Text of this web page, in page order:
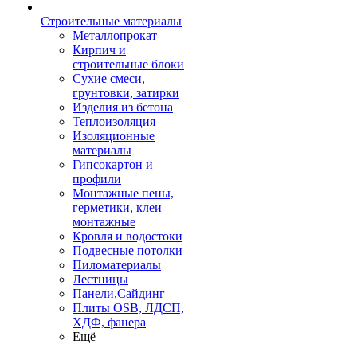
Строительные материалы
Металлопрокат
Кирпич и
строительные блоки
Сухие смеси,
грунтовки, затирки
Изделия из бетона
Теплоизоляция
Изоляционные
материалы
Гипсокартон и
профили
Монтажные пены,
герметики, клеи
монтажные
Кровля и водостоки
Подвесные потолки
Пиломатериалы
Лестницы
Панели,Сайдинг
Плиты OSB, ЛДСП,
ХДФ, фанера
Ещё